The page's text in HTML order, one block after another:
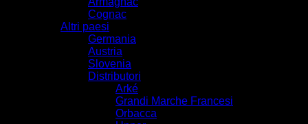
Cognac
Altri paesi
Germania
Austria
Slovenia
Distributori
Arké
Grandi Marche Francesi
Orbacca